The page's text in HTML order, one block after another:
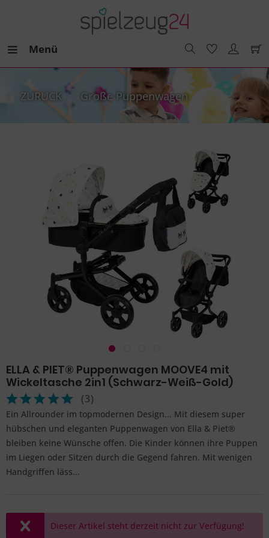
Menü
ZURÜCK Große Puppenwagen
ELLA & PIET® Puppenwagen MOOVE4 mit
Wickeltasche 2in1 (Schwarz-Weiß-Gold)
(3)
Ein Allrounder im topmodernen Design... Mit diesem super
hübschen und eleganten Puppenwagen von Ella & Piet®
bleiben keine Wünsche offen. Die Kinder können ihre Puppen
im Liegen oder Sitzen durch die Gegend fahren. Mit wenigen
Handgriffen läss...
Dieser Artikel steht derzeit nicht zur Verfügung!